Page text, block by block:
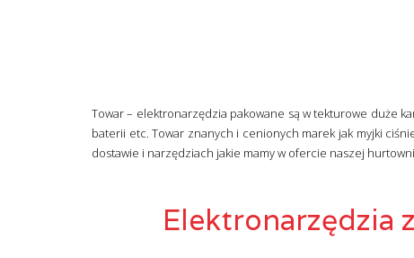
Towar – elektronarzędzia pakowane są w tekturowe duże
baterii etc. Towar znanych i cenionych marek jak myjki
dostawie i narzędziach jakie mamy w ofercie naszej
Elektronarzędzia